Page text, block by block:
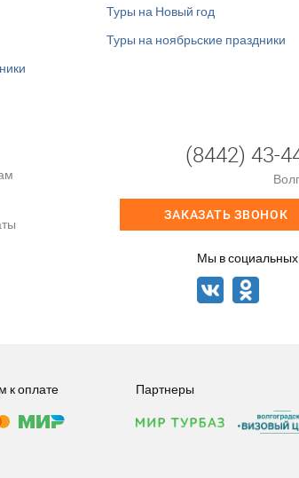
Туры на Новый год
Туры на ноябрьские праздники
(8442) 43-
ЗАКАЗАТЬ ЗВОНОК
Мы в социальных
к оплате Партнеры